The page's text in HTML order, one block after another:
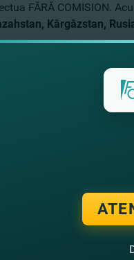
FĂRĂ COMISION.
Kârgâzstan,
multe detalii despre
Alte noutăţi